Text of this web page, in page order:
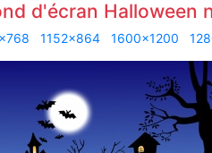
d'écran Halloween
1152x864 1600x1200